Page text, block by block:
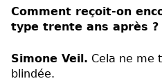
Comment reçoit-on
type trente ans après ?
Simone Veil. Cela ne me
blindée.